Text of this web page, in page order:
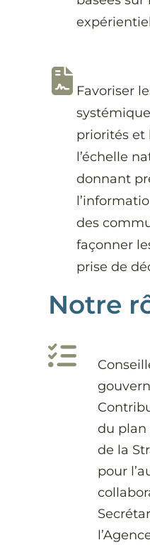
Favoriser
priorités et
l’échelle
donnant
des
façonner
prise de
Notre
du
de la
pour